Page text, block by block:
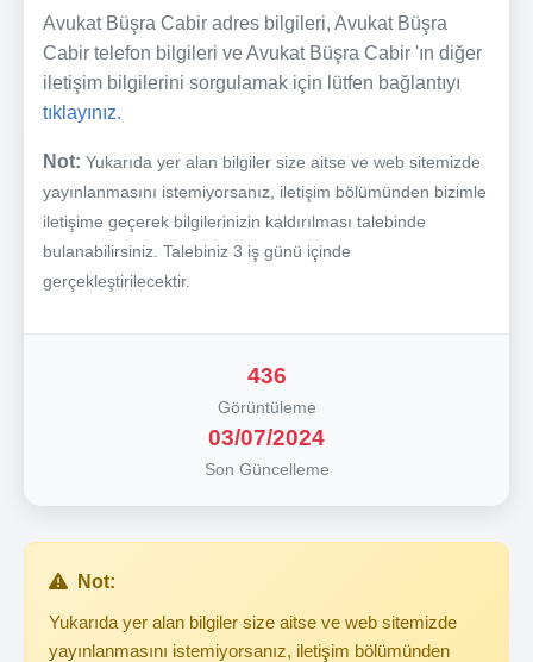
Avukat Büşra Cabir adres bilgileri, Avukat Büşra
Cabir telefon bilgileri ve Avukat Büşra Cabir 'ın diğer
iletişim bilgilerini sorgulamak için lütfen bağlantıyı
tıklayınız.
Not: Yukarıda yer alan bilgiler size aitse ve web sitemizde
yayınlanmasını istemiyorsanız, iletişim bölümünden bizimle
iletişime geçerek bilgilerinizin kaldırılması talebinde
bulanabilirsiniz. Talebiniz 3 iş günü içinde
gerçekleştirilecektir.
436
Görüntüleme
03/07/2024
Son Güncelleme
Not:
Yukarıda yer alan bilgiler size aitse ve web sitemizde
yayınlanmasını istemiyorsanız, iletişim bölümünden